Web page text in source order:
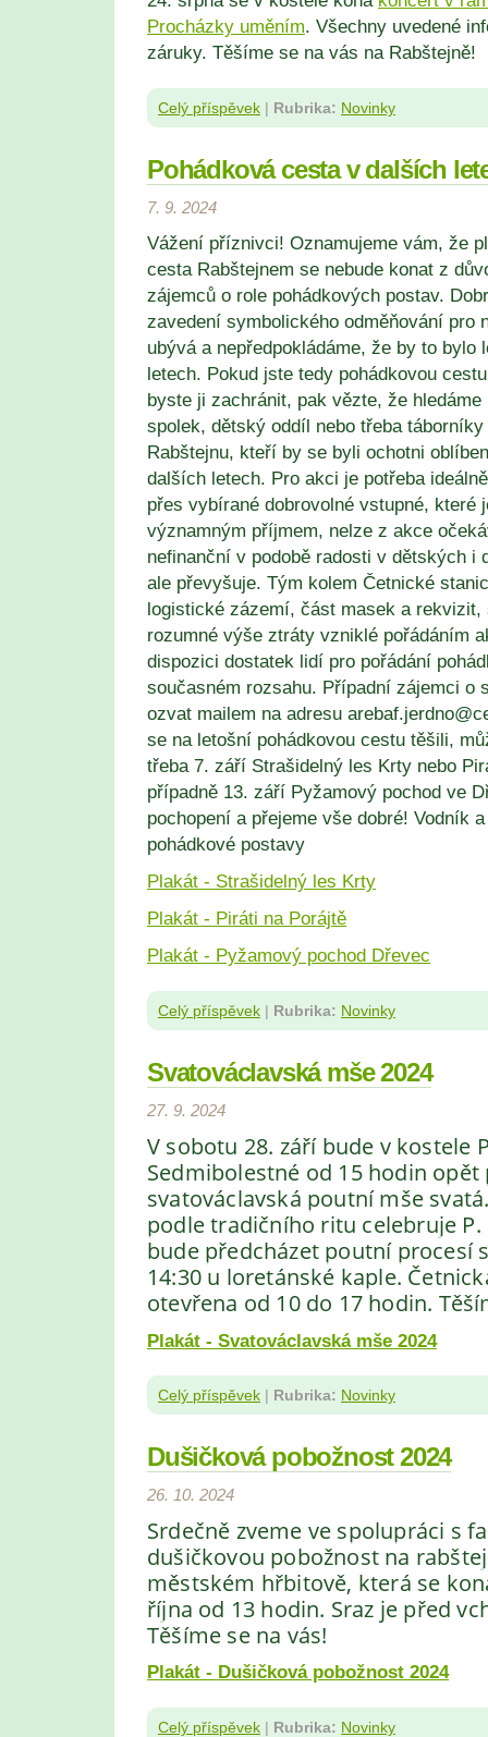
Procházky uměním. Všechny uvedené
záruky. Těšíme se na vás na Rabštejně!
Celý příspěvek | Rubrika: Novinky
Pohádková cesta v dalších
7. 9. 2024
Vážení příznivci! Oznamujeme vám, že
cesta Rabštejnem se nebude konat z
zájemců o role pohádkových postav.
zavedení symbolického odměňování pro
ubývá a nepředpokládáme, že by to bylo
letech. Pokud jste tedy pohádkovou
byste ji zachránit, pak vězte, že hledáme
spolek, dětský oddíl nebo třeba
Rabštejnu, kteří by se byli ochotni
dalších letech. Pro akci je potřeba
přes vybírané dobrovolné vstupné, které
významným příjmem, nelze z akce
nefinanční v podobě radosti v dětských i
ale převyšuje. Tým kolem Četnické
logistické zázemí, část masek a rekvizit,
rozumné výše ztráty vzniklé pořádáním
dispozici dostatek lidí pro pořádání
současném rozsahu. Případní zájemci o
ozvat mailem na adresu
se na letošní pohádkovou cestu těšili,
třeba 7. září Strašidelný les Krty nebo
případně 13. září Pyžamový pochod ve
pochopení a přejeme vše dobré! Vodník
pohádkové postavy
Plakát - Strašidelný les Krty
Plakát - Piráti na Porájtě
Plakát - Pyžamový pochod Dřevec
Celý příspěvek | Rubrika: Novinky
Svatováclavská mše 2024
27. 9. 2024
V sobotu 28. září bude v kostele
Sedmibolestné od 15 hodin opět
svatováclavská poutní mše
podle tradičního ritu celebruje P.
bude předcházet poutní procesí
14:30 u loretánské kaple.
otevřena od 10 do 17 hodin.
Plakát - Svatováclavská mše 2024
Celý příspěvek | Rubrika: Novinky
Dušičková pobožnost 2024
26. 10. 2024
Srdečně zveme ve spolupráci s
dušičkovou pobožnost na
městském hřbitově, která se
října od 13 hodin. Sraz je před
Těšíme se na vás!
Plakát - Dušičková pobožnost 2024
Celý příspěvek | Rubrika: Novinky